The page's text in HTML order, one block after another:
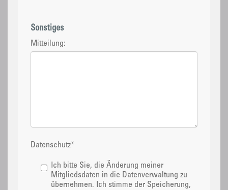
Sonstiges
Mitteilung:
Datenschutz*
Ich bitte Sie, die Änderung meiner
Mitgliedsdaten in die Datenverwaltung zu
übernehmen. Ich stimme der Speicherung,